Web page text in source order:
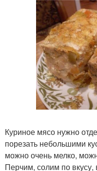
Куриное мясо нужно
порезать небольшими
можно очень мелко,
Перчим, солим по